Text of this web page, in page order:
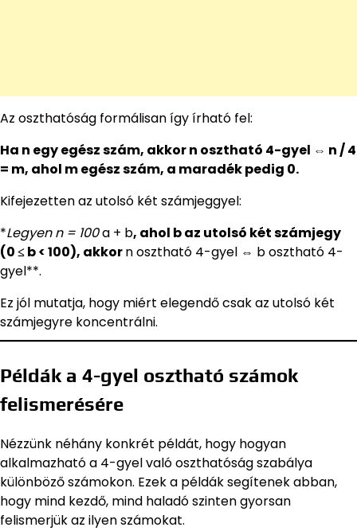
Az oszthatóság formálisan így írható fel:
Ha n egy egész szám, akkor n osztható 4-gyel ⇔ n / 4
= m, ahol m egész szám, a maradék pedig 0.
Kifejezetten az utolsó két számjeggyel:
*Legyen n = 100a + b, ahol b az utolsó két számjegy
(0 ≤ b < 100), akkorn osztható 4-gyel ⇔ b osztható 4-
gyel**.
Ez jól mutatja, hogy miért elegendő csak az utolsó két
számjegyre koncentrálni.
Példák a 4-gyel osztható számok
felismerésére
Nézzünk néhány konkrét példát, hogy hogyan
alkalmazható a 4-gyel való oszthatóság szabálya
különböző számokon. Ezek a példák segítenek abban,
hogy mind kezdő, mind haladó szinten gyorsan
felismerjük az ilyen számokat.